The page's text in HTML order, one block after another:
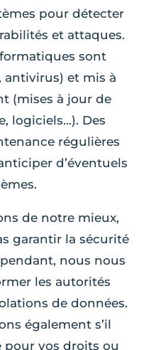
pour détecter
et attaques.
sont
antivirus) et mis à
(mises à jour de
logiciels…). Des
régulières
d’éventuels
de notre mieux,
garantir la sécurité
nous nous
les autorités
de données.
également s’il
pour vos droits ou